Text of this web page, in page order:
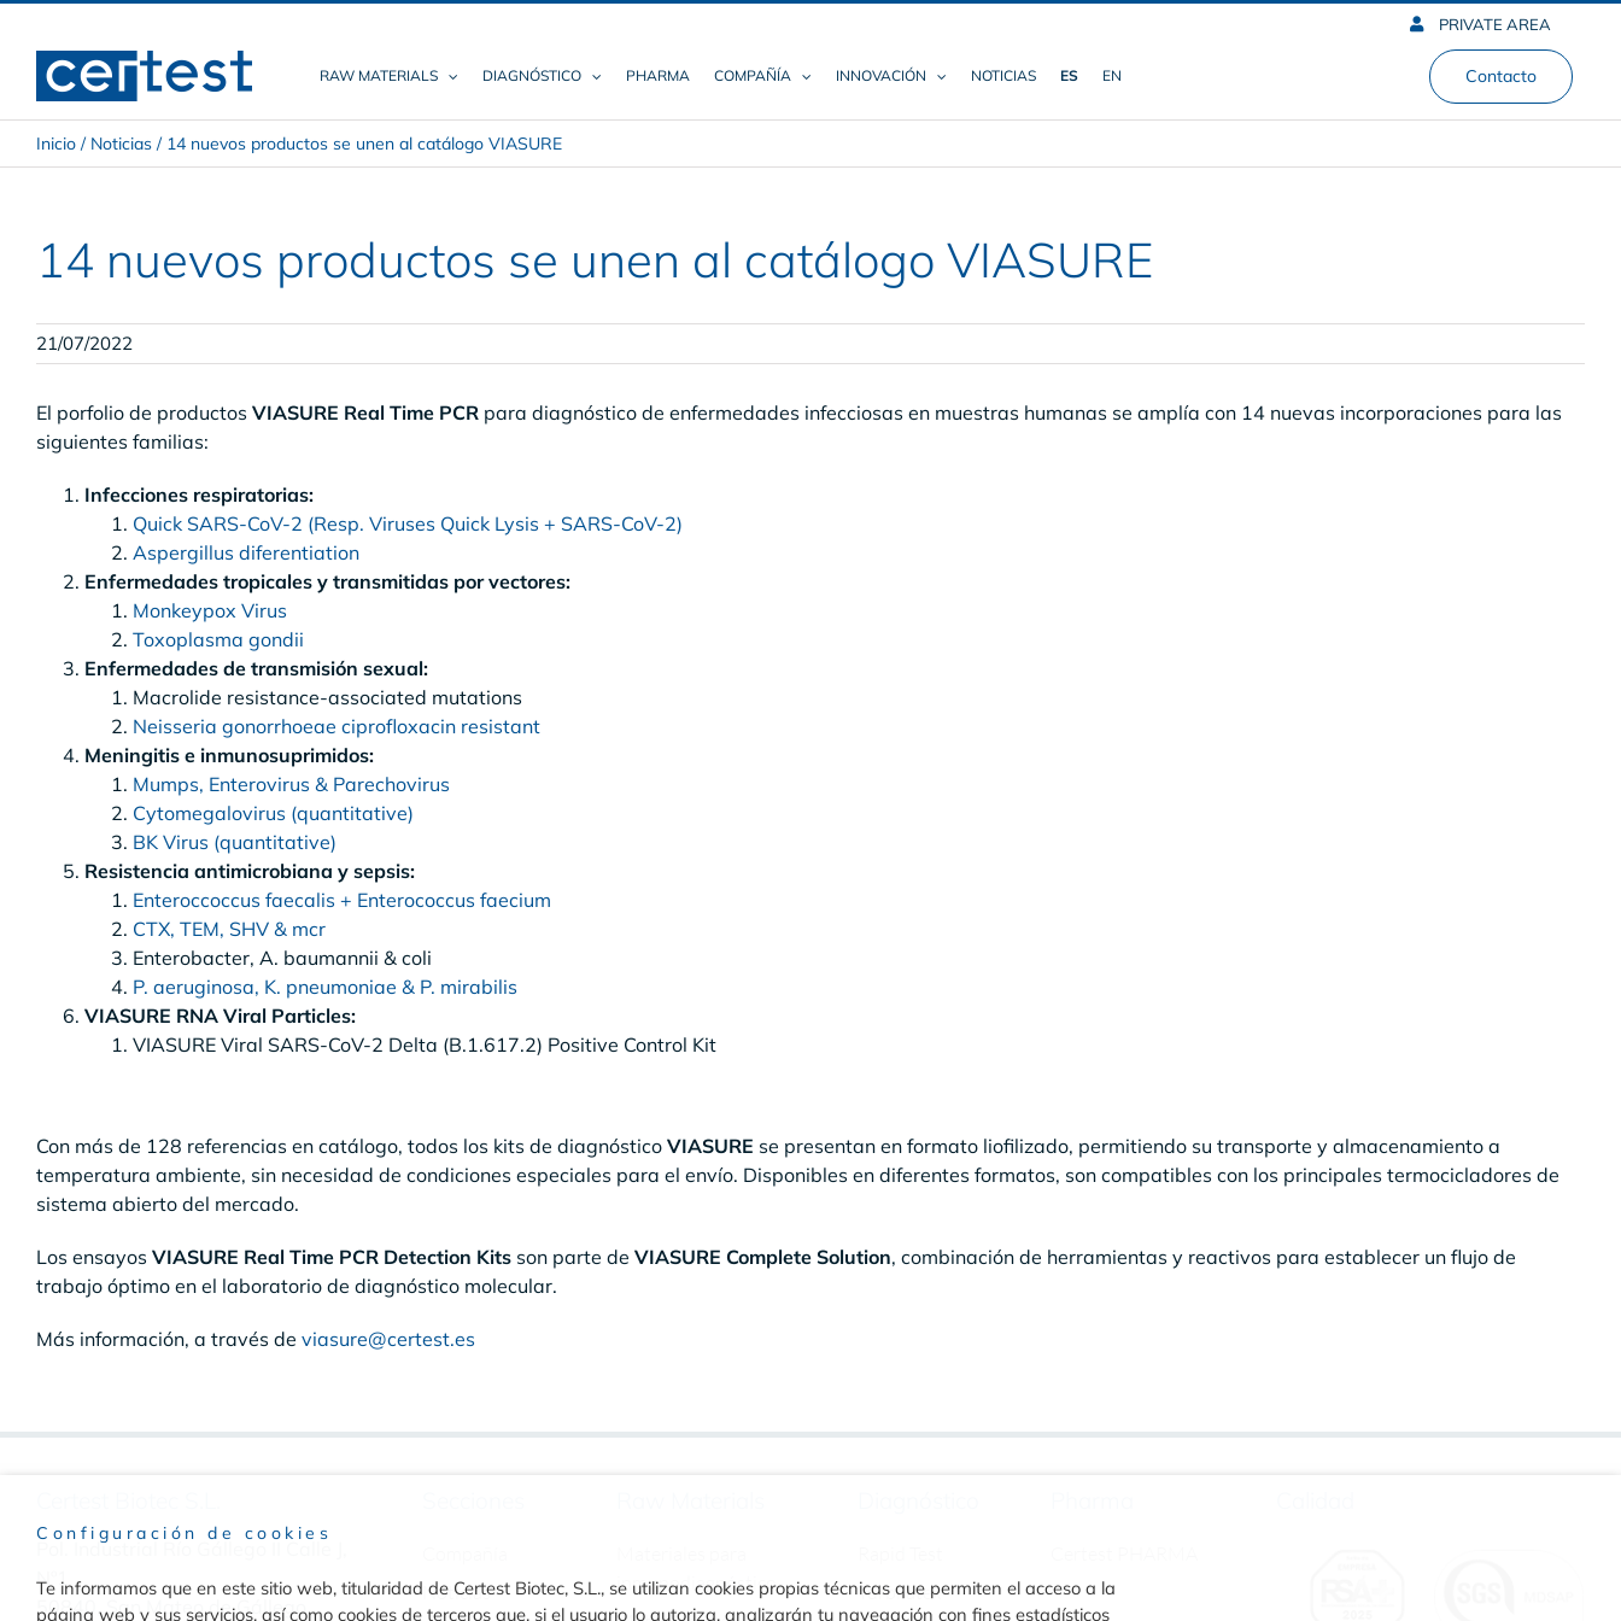
content
PRIVATE AREA
RAW MATERIALS DIAGNÓSTICO PHARMA COMPAÑÍA INNOVACIÓN NOTICIAS ES EN Contacto
Inicio/ Noticias/ 14 nuevos productos se unen al catálogo VIASURE
14 nuevos productos se unen al catálogo VIASURE
21/07/2022
El porfolio de productos VIASURE Real Time PCR para diagnóstico de enfermedades infecciosas en muestras humanas se amplía con 14 nuevas incorporaciones para las
siguientes familias:
Infecciones respiratorias:
Quick SARS-CoV-2 (Resp. Viruses Quick Lysis + SARS-CoV-2)
Aspergillus diferentiation
Enfermedades tropicales y transmitidas por vectores:
Monkeypox Virus
Toxoplasma gondii
Enfermedades de transmisión sexual:
Macrolide resistance-associated mutations
Neisseria gonorrhoeae ciprofloxacin resistant
Meningitis e inmunosuprimidos:
Mumps, Enterovirus & Parechovirus
Cytomegalovirus (quantitative)
BK Virus (quantitative)
Resistencia antimicrobiana y sepsis:
Enteroccoccus faecalis + Enterococcus faecium
CTX, TEM, SHV & mcr
Enterobacter, A. baumannii & coli
P. aeruginosa, K. pneumoniae & P. mirabilis
VIASURE RNA Viral Particles:
VIASURE Viral SARS-CoV-2 Delta (B.1.617.2) Positive Control Kit
Con más de 128 referencias en catálogo, todos los kits de diagnóstico VIASURE se presentan en formato liofilizado, permitiendo su transporte y almacenamiento a
temperatura ambiente, sin necesidad de condiciones especiales para el envío. Disponibles en diferentes formatos, son compatibles con los principales termocicladores de
sistema abierto del mercado.
Los ensayos VIASURE Real Time PCR Detection Kits son parte de VIASURE Complete Solution, combinación de herramientas y reactivos para establecer un flujo de
trabajo óptimo en el laboratorio de diagnóstico molecular.
Más información, a través de viasure@certest.es
Pol. Industrial Río Gállego II Calle J,
Nº1
50840, San Mateo de Gállego
Noticias
inmunodiagnóstico
Turbilatex
Configuración de cookies
Te informamos que en este sitio web, titularidad de Certest Biotec, S.L., se utilizan cookies propias técnicas que permiten el acceso a la
página web y sus servicios, así como cookies de terceros que, si el usuario lo autoriza, analizarán tu navegación con fines estadísticos